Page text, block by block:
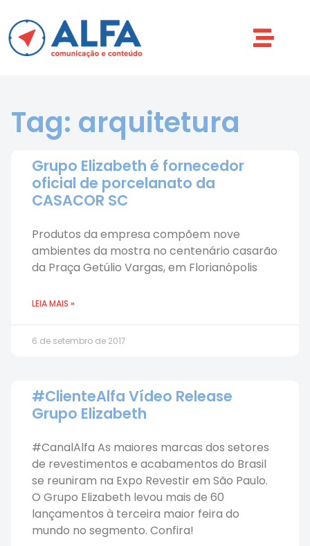
Tag: arquitetura
Grupo Elizabeth é fornecedor
oficial de porcelanato da
CASACOR SC
Produtos da empresa compõem nove
ambientes da mostra no centenário casarão
da Praça Getúlio Vargas, em Florianópolis
LEIA MAIS »
6 de setembro de 2017
#ClienteAlfa Vídeo Release
Grupo Elizabeth
#CanalAlfa As maiores marcas dos setores
de revestimentos e acabamentos do Brasil
se reuniram na Expo Revestir em São Paulo.
O Grupo Elizabeth levou mais de 60
lançamentos à terceira maior feira do
mundo no segmento. Confira!